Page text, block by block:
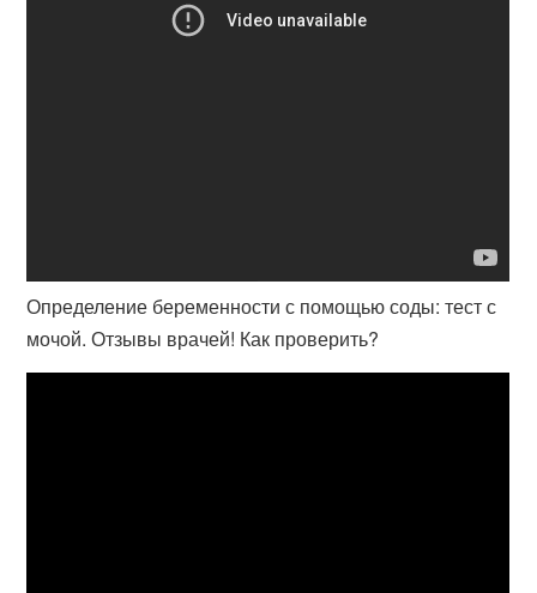
Определение беременности с помощью соды: тест с
мочой. Отзывы врачей! Как проверить?